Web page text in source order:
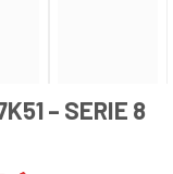
– SERIE 8